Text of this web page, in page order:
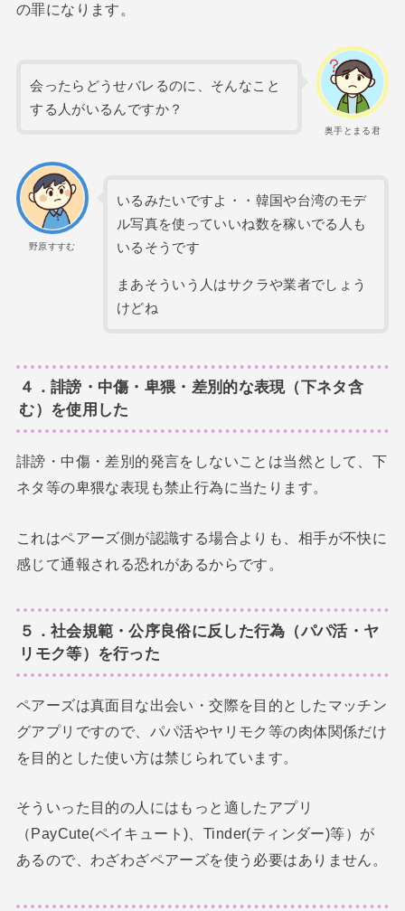
の罪になります。
奥手とまる君
会ったらどうせバレるのに、そんなこと
する人がいるんですか？
野原すすむ
いるみたいですよ・・韓国や台湾のモデ
ル写真を使っていいね数を稼いでる人も
いるそうです
まあそういう人はサクラや業者でしょう
けどね
４．誹謗・中傷・卑猥・差別的な表現（下ネタ含
む）を使用した
誹謗・中傷・差別的発言をしないことは当然として、下
ネタ等の卑猥な表現も禁止行為に当たります。
これはペアーズ側が認識する場合よりも、相手が不快に
感じて通報される恐れがあるからです。
５．社会規範・公序良俗に反した行為（パパ活・ヤ
リモク等）を行った
ペアーズは真面目な出会い・交際を目的としたマッチン
グアプリですので、パパ活やヤリモク等の肉体関係だけ
を目的とした使い方は禁じられています。
そういった目的の人にはもっと適したアプリ
（PayCute(ペイキュート)、Tinder(ティンダー)等）が
あるので、わざわざペアーズを使う必要はありません。